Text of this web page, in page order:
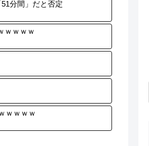
分間」だと否定
ｗｗｗｗ
ｗｗｗｗ